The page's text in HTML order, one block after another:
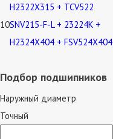
H2322X315 + TCV522
10SNV215-F-L + 23224K +
H2324X404 + FSV524X404
Подбор подшипников
Наружный диаметр
Точный